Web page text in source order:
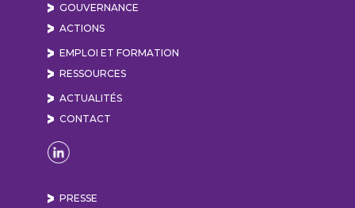
GOUVERNANCE
ACTIONS
EMPLOI ET FORMATION
RESSOURCES
ACTUALITÉS
CONTACT
Naviguer sur la page Linkedin de Lyon Vallée
PRESSE